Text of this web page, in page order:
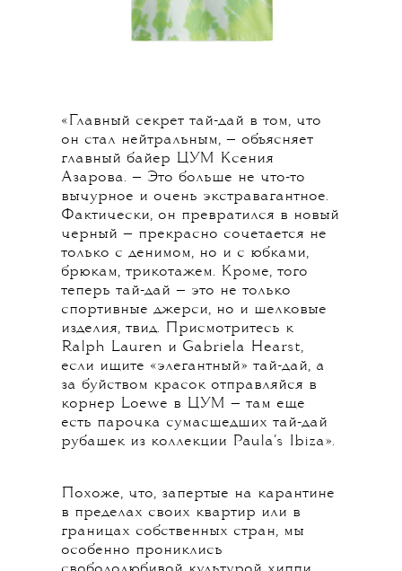
«Главный секрет тай-дай в том, что
он стал нейтральным, — объясняет
главный байер ЦУМ Ксения
Азарова. — Это больше не что-то
вычурное и очень экстравагантное.
Фактически, он превратился в новый
черный — прекрасно сочетается не
только с денимом, но и с юбками,
брюкам, трикотажем. Кроме, того
теперь тай-дай — это не только
спортивные джерси, но и шелковые
изделия, твид. Присмотритесь к
Ralph Lauren и Gabriela Hearst,
если ищите «элегантный» тай-дай, а
за буйством красок отправляйся в
корнер Loewe в ЦУМ — там еще
есть парочка сумасшедших тай-дай
рубашек из коллекции Paula’s Ibiza».
Похоже, что, запертые на карантине
в пределах своих квартир или в
границах собственных стран, мы
особенно прониклись